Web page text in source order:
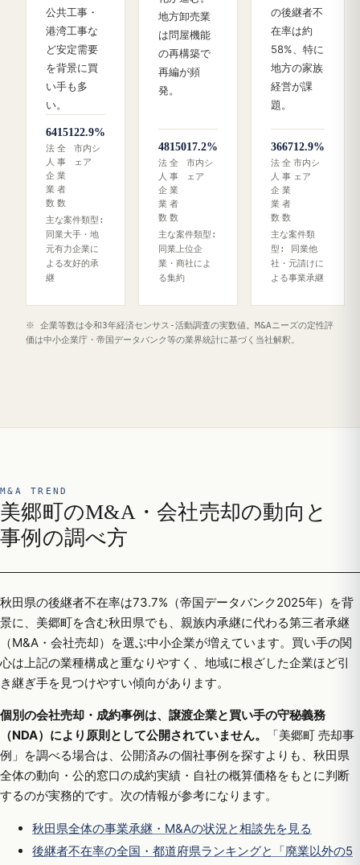
公共工事・
港湾工事な
ど安定需要
を背景に買
い手も多
い。
64
法
人
企
業
数
151
全
事
業
者
数
22.9%
市内シ
ェア
主な案件類型:
同業大手・地
元有力企業に
よる友好的承
継
地方卸売業
は問屋機能
の再構築で
再編が頻
発。
48
法
人
企
業
数
150
全
事
業
者
数
17.2%
市内シ
ェア
主な案件類型:
同業上位企
業・商社によ
る集約
の後継者不
在率は約
58%、特に
地方の家族
経営が課
題。
36
法
人
企
業
数
67
全
事
業
者
数
12.9%
市内シ
ェア
主な案件類
型: 同業他
社・元請けに
よる事業承継
※ 企業等数は令和3年経済センサス‐活動調査の実数値。M&Aニーズの定性評
価は中小企業庁・帝国データバンク等の業界統計に基づく当社解釈。
M&A TREND
美郷町のM&A・会社売却の動向と
事例の調べ方
秋田県の後継者不在率は73.7%（帝国データバンク2025年）を背
景に、美郷町を含む秋田県でも、親族内承継に代わる第三者承継
（M&A・会社売却）を選ぶ中小企業が増えています。買い手の関
心は上記の業種構成と重なりやすく、地域に根ざした企業ほど引
き継ぎ手を見つけやすい傾向があります。
個別の会社売却・成約事例は、譲渡企業と買い手の守秘義務
（NDA）により原則として公開されていません。
「美郷町 売却事
例」を調べる場合は、公開済みの個社事例を探すよりも、秋田県
全体の動向・公的窓口の成約実績・自社の概算価格をもとに判断
するのが実務的です。次の情報が参考になります。
秋田県全体の事業承継・M&Aの状況と相談先を見る
後継者不在率の全国・都道府県ランキングと「廃業以外の5